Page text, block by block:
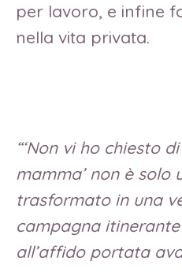
per lavoro, e infine
nella vita privata.
“‘Non vi ho chiesto
mamma’ non è solo
trasformato in una
campagna
all’affido portata